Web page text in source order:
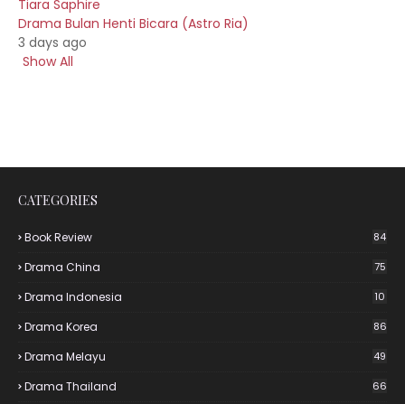
Tiara Saphire
Drama Bulan Henti Bicara (Astro Ria)
3 days ago
Show All
CATEGORIES
Book Review 84
Drama China 75
Drama Indonesia 10
Drama Korea 86
Drama Melayu 49
Drama Thailand 66